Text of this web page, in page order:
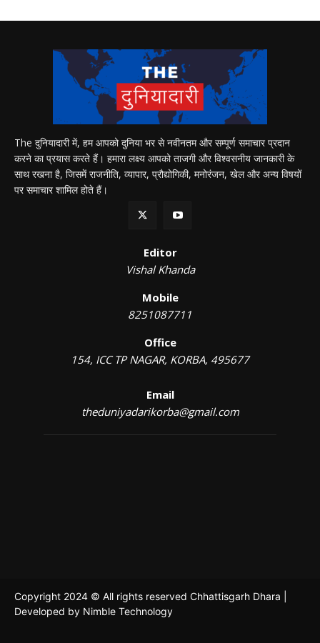
The दुनियादारी में, हम आपको दुनिया भर से नवीनतम और सम्पूर्ण समाचार प्रदान
करने का प्रयास करते हैं। हमारा लक्ष्य आपको ताजगी और विश्वसनीय जानकारी के
साथ रखना है, जिसमें राजनीति, व्यापार, प्रौद्योगिकी, मनोरंजन, खेल और अन्य विषयों
पर समाचार शामिल होते हैं।
Editor
Vishal Khanda
Mobile
8251087711
Office
154, ICC TP NAGAR, KORBA, 495677
Email
theduniyadarikorba@gmail.com
Copyright 2024 © All rights reserved Chhattisgarh Dhara |
Developed by Nimble Technology